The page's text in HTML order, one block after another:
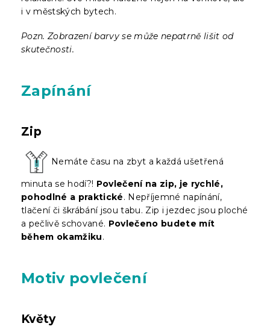
i v městských bytech.
Pozn. Zobrazení barvy se může nepatrně lišit od
skutečnosti.
Zapínání
Zip
Nemáte času na zbyt a každá ušetřená
minuta se hodí?! Povlečení na zip, je rychlé,
pohodlné a praktické. Nepříjemné napínání,
tlačení či škrábání jsou tabu. Zip i jezdec jsou ploché
a pečlivě schované. Povlečeno budete mít
během okamžiku.
Motiv povlečení
Květy